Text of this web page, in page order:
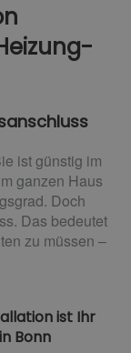
ist günstig im
ganzen Haus
Doch
Das bedeutet
zu müssen –
ist Ihr
Bonn